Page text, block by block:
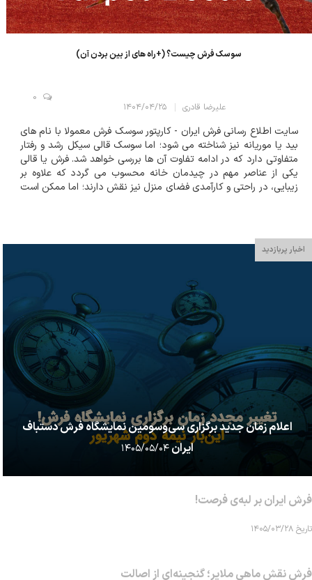
سوسک فرش چیست؟ (+راه‌ های از بین بردن آن)
علیرضا قادری ۱۴۰۴/۰۴/۲۵
0
سایت اطلاع رسانی فرش ایران - کارپتور سوسک فرش معمولا با نام های
بید یا موریانه نیز شناخته می شود؛ اما سوسک قالی سیکل رشد و رفتار
متفاوتی دارد که در ادامه تفاوت آن ها بررسی خواهد شد. فرش یا قالی
یکی از عناصر مهم در چیدمان خانه محسوب می گردد که علاوه بر
زیبایی، در راحتی و کارآمدی فضای منزل نیز نقش دارند؛ اما ممکن است
اخبار پربازدید
اعلام زمان جدید برگزاری سی‌وسومین نمایشگاه فرش دستباف
ایران۱۴۰۵/۰۵/۰۴
فرش ایران بر لبه‌ی فرصت!
تاریخ ۱۴۰۵/۰۳/۲۸
فرش نقش ماهی‌ ملایر؛ گنجینه‌ای از اصالت